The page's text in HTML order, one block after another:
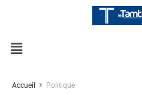
Accueil Politique